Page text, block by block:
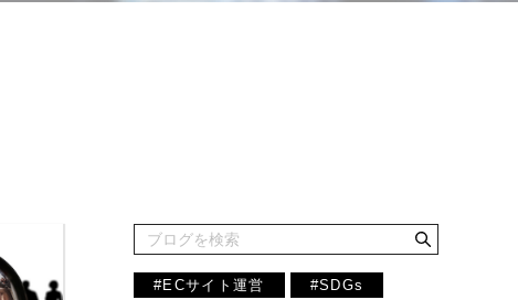
#ECサイト運営 #SDGs